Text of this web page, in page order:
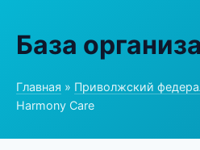
База
Главная » Приволжский
Harmony Care